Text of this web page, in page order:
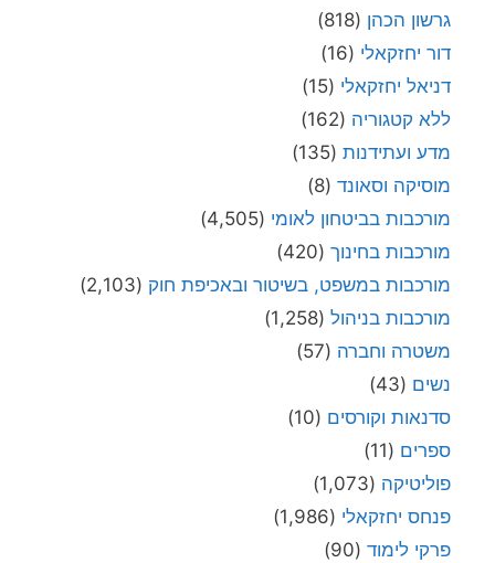
גרשון הכהן (818)
דור יחזקאלי (16)
דניאל יחזקאלי (15)
ללא קטגוריה (162)
מדע ועתידנות (135)
מוסיקה וסאונד (8)
מורכבות בביטחון לאומי (4,505)
מורכבות בחינוך (420)
מורכבות במשפט, בשיטור ובאכיפת חוק (2,103)
מורכבות בניהול (1,258)
משטרה וחברה (57)
נשים (43)
סדנאות וקורסים (10)
ספרים (11)
פוליטיקה (1,073)
פנחס יחזקאלי (1,986)
פרקי לימוד (90)